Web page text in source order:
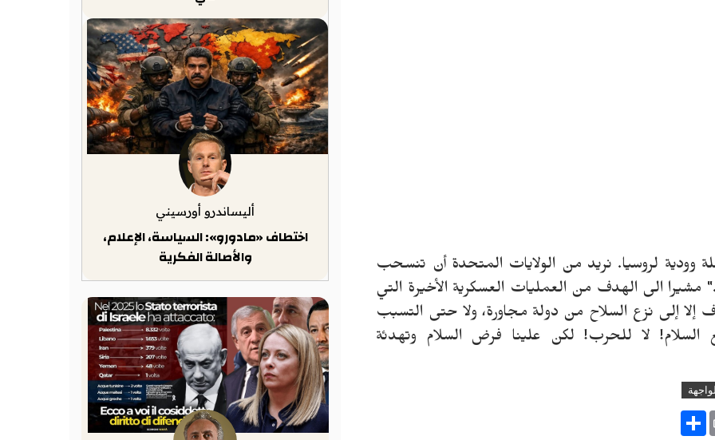
وودية لروسيا. نريد من الولايات المتحدة أن تنسحب
مشيرا الى الهدف من العمليات العسكرية الأخيرة التي
إلا إلى نزع السلاح من دولة مجاورة، ولا حتى التسبب
لا للحرب! لكن علينا فرض السلام وتهدئة
S
أليساندرو أورسيني
اختطاف «مادورو»: السياسة، الإعلام،
والأصالة الفكرية